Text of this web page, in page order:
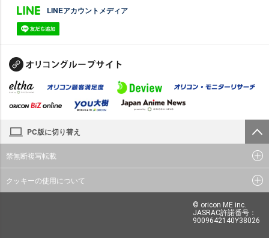
LINEアカウントメディア
PC版に切り替え
禁無断複写転載
クッキーの使用について
© oricon ME inc.
JASRAC許諾番号：
9009642140Y38026